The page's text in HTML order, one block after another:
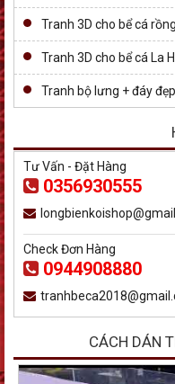
Tranh 3D cho bể cá
Tranh 3D cho bể cá La
Tranh bộ lưng + đáy đẹp
Tư Vấn - Đặt Hàng
0356930555
Check Đơn Hàng
0944908880
CÁCH DÁN